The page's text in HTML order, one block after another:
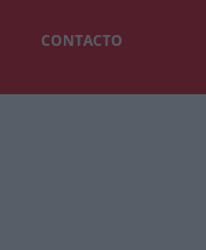
CONTACTO